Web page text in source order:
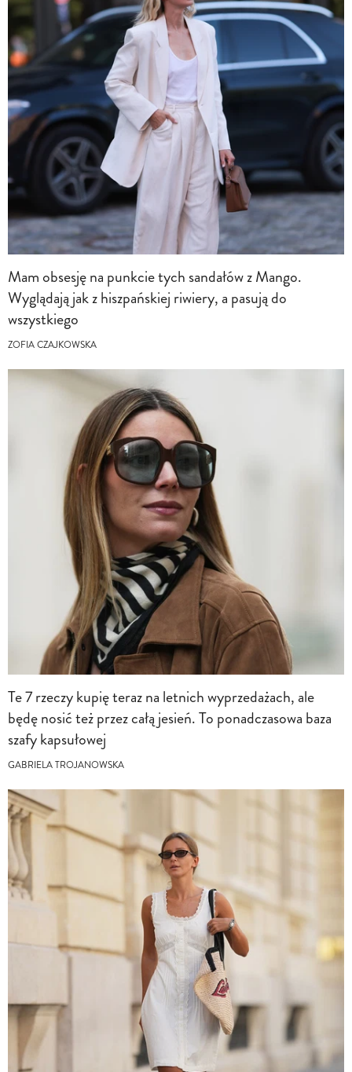
Mam obsesję na punkcie tych sandałów z Mango.
Wyglądają jak z hiszpańskiej riwiery, a pasują do
wszystkiego
ZOFIA CZAJKOWSKA
Te 7 rzeczy kupię teraz na letnich wyprzedażach, ale
będę nosić też przez całą jesień. To ponadczasowa baza
szafy kapsułowej
GABRIELA TROJANOWSKA